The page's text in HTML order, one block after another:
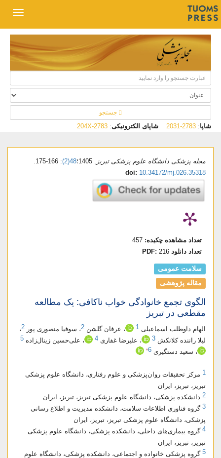
جستجو
شاپا:
2783-2031 شاپای الکترونیکی:
2783-204X
مجله پزشکی دانشگاه علوم پزشکی تبریز 48(2)
: 166-175.
doi: 10.34172/mj.026.35318
تعداد مشاهده چکیده:
تعداد دانلود PDF: 216
سلامت عمومی
مقاله پژوهشی
الگوی تجمع خانوادگی خواب ناکافی: یک مطالعه
مقطعی در تبریز
الهام داوطلب اسماعیلی 1 ، عرفان گلشن 2، سوفیا منصوری پور 2،
لیلا راننده کلانکش 3 ، علیرضا غفاری 4 ، علی‌حسین زینال‌زاده 5
، سعید دستگیری 6
*
1 مرکز تحقیقات روان‌پزشکی و علوم رفتاری، دانشگاه علوم پزشکی
تبریز، تبریز، ایران
2 دانشکده پزشکی، دانشگاه علوم پزشکی تبریز، تبریز، ایران
3 گروه فناوری اطلاعات سلامت، دانشکده مدیریت و اطلاع رسانی
پزشکی، دانشگاه علوم پزشکی تبریز، تبریز، ایران
4 گروه بیماری‌های داخلی، دانشکده پزشکی، دانشگاه علوم پزشکی
تبریز، تبریز، ایران
5 گروه پزشکی خانواده و اجتماعی، دانشکده پزشکی، دانشگاه علوم